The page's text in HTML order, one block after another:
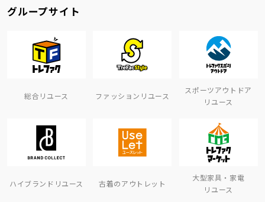
グループサイト
総合リユース ファッションリユース
スポーツアウトドア
リユース
ハイブランドリユース 古着のアウトレット
大型家具・家電
リユース